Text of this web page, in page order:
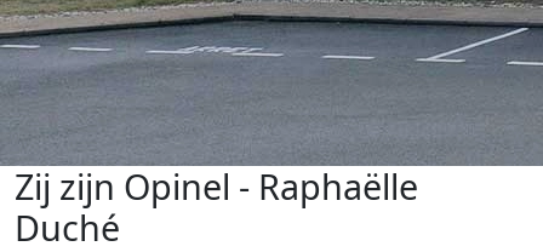
Zij zijn Opinel - Raphaëlle
Duché